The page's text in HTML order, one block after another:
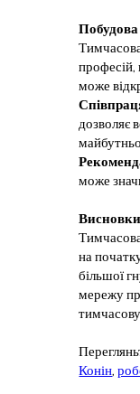
Побудова
професій,
може
дозволяє
може
на
більшої
мережу
Конін,